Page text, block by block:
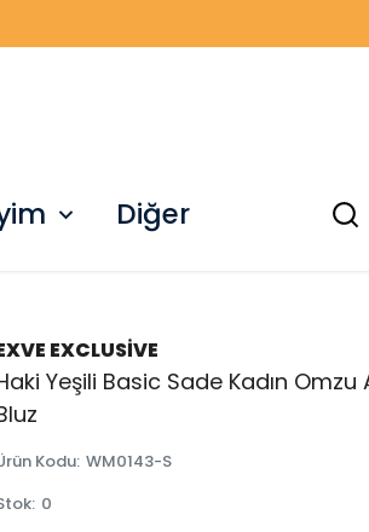
Diğer
EXCLUSİVE
Yeşili Basic Sade Kadın Omzu
Kodu: WM0143-S
: 0